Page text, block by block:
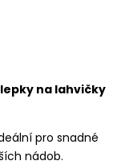
na lahvičky
pro snadné
nádob.